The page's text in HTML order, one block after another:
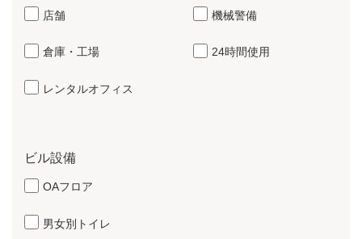
店舗
倉庫・工場
レンタルオフィス
機械警備
24時間使用
ビル設備
OAフロア
男女別トイレ